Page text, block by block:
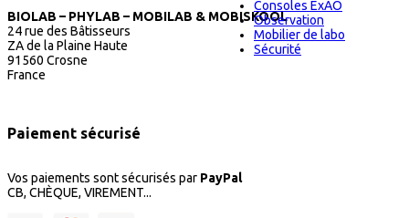
Consoles ExAO
Observation
Mobilier de labo
Sécurité
BIOLAB – PHYLAB – MOBILAB & MOBISKOOL
24 rue des Bâtisseurs
ZA de la Plaine Haute
91560 Crosne
France
Paiement sécurisé
Vos paiements sont sécurisés par PayPal
CB, CHÈQUE, VIREMENT...